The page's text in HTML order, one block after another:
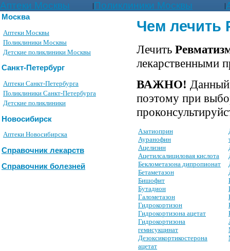
Аптеки Москвы |Поликлиники Москвы |
Москва
Аптеки Москвы
Поликлиники Москвы
Детские поликлиники Москвы
Санкт-Петербург
Аптеки Санкт-Петербурга
Поликлиники Санкт-Петербурга
Детские поликлиники
Новосибирск
Аптеки Новосибирска
Справочник лекарств
Справочник болезней
Чем лечить
Лечить
лекарственными
ВАЖНО! Данный
поэтому при
Азатиоприн
Ауранофин
Ацелизин
Ацетилсалициловая кислота
Беклометазона дипропионат
Бетаметазон
Бишофит
Бутадион
Галометазон
Гидрокортизон
Гидрокортизона ацетат
Гидрокортизона
гемисукцинат
Дезоксикортикостерона
ацетат